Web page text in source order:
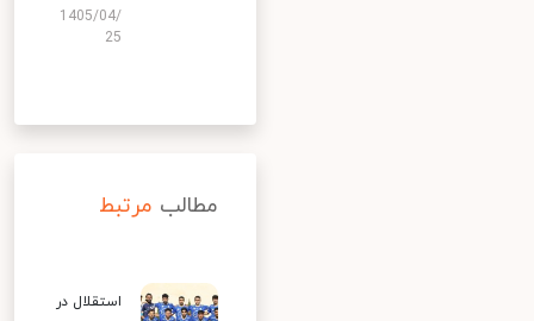
1405/04/
25
مطالب مرتبط
استقلال در